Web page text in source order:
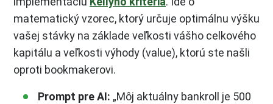
matematický vzorec, ktorý určuje optimálnu výšku
vašej stávky na základe veľkosti vášho celkového
kapitálu a veľkosti výhody (value), ktorú ste našli
oproti bookmakerovi.
Prompt pre AI: „Môj aktuálny bankroll je 500